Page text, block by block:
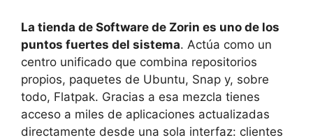
La tienda de Software de Zorin es uno de los
puntos fuertes del sistema. Actúa como un
centro unificado que combina repositorios
propios, paquetes de Ubuntu, Snap y, sobre
todo, Flatpak. Gracias a esa mezcla tienes
acceso a miles de aplicaciones actualizadas
directamente desde una sola interfaz: clientes